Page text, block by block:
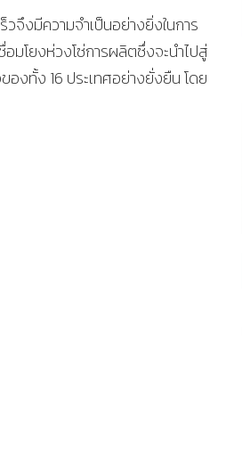
จึงมีความจำเป็นอย่างยิ่งในการ
มโยงห่วงโซ่การผลิตซึ่งจะนำไปสู่
งทั้ง 16 ประเทศอย่างยั่งยืน โดย